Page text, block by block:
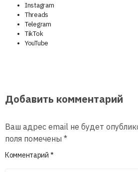
Instagram
Threads
Telegram
TikTok
YouTube
Добавить комментарий
Ваш адрес email не будет
поля помечены *
Комментарий *